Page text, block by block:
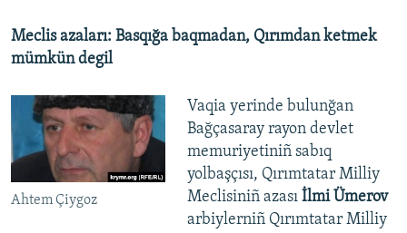
Meclis azaları: Basqığa baqmadan, Qırımdan ketmek
mümkün degil
Ahtem Çiygoz
Vaqia yerinde bulunğan
Bağçasaray rayon devlet
memuriyetiniñ sabıq
yolbaşçısı, Qırımtatar Milliy
Meclisiniñ azası İlmi Ümerov
arbiylerniñ Qırımtatar Milliy